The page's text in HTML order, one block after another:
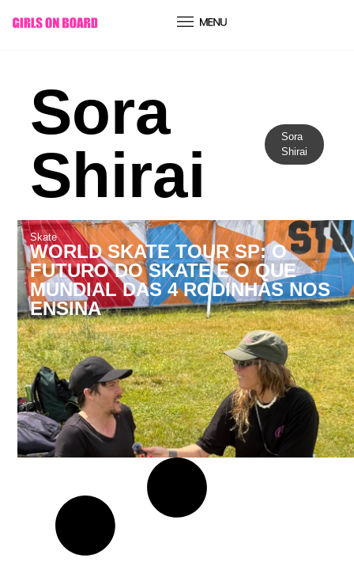
conteúdo
Sora
Shirai
Sora
Shirai
Skate
WORLD SKATE TOUR SP: O
FUTURO DO SKATE E O QUE
MUNDIAL DAS 4 RODINHAS NOS
ENSINA